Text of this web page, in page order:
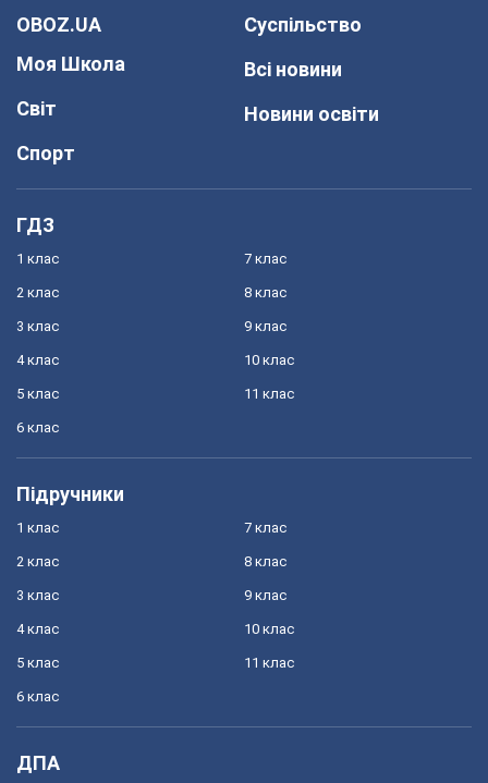
OBOZ.UA
Моя Школа
Світ
Спорт
Суспільство
Всі новини
Новини освіти
ГДЗ
1 клас
2 клас
3 клас
4 клас
5 клас
6 клас
7 клас
8 клас
9 клас
10 клас
11 клас
Підручники
1 клас
2 клас
3 клас
4 клас
5 клас
6 клас
7 клас
8 клас
9 клас
10 клас
11 клас
ДПА